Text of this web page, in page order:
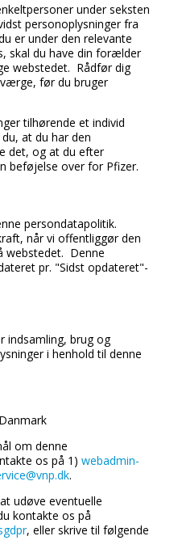
under seksten
personoplysninger fra
er under den relevante
skal du have din forælder
webstedet. Rådfør dig
før du bruger
tilhørende et individ
at du har den
det, og at du efter
beføjelse over for Pfizer.
persondatapolitik.
når vi offentliggør den
webstedet. Denne
pr. "Sidst opdateret"-
indsamling, brug og
i henhold til denne
om denne
os på 1)webadmin-
.
udøve eventuelle
kontakte os på
, eller skrive til følgende